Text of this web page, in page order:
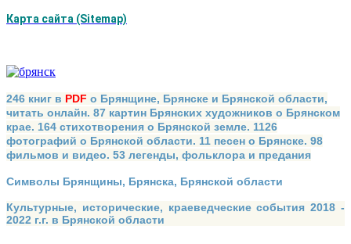
Карта сайта (Sitemap)
246 книг в PDF о Брянщине, Брянске и Брянской области,
читать онлайн. 87 картин Брянских художников о Брянском
крае. 164 стихотворения о Брянской земле. 1126
фотографий о Брянской области. 11 песен о Брянске. 98
фильмов и видео. 53 легенды, фольклора и предания
Символы Брянщины, Брянска, Брянской области
Культурные, исторические, краеведческие события 2018 -
2022 г.г. в Брянской области